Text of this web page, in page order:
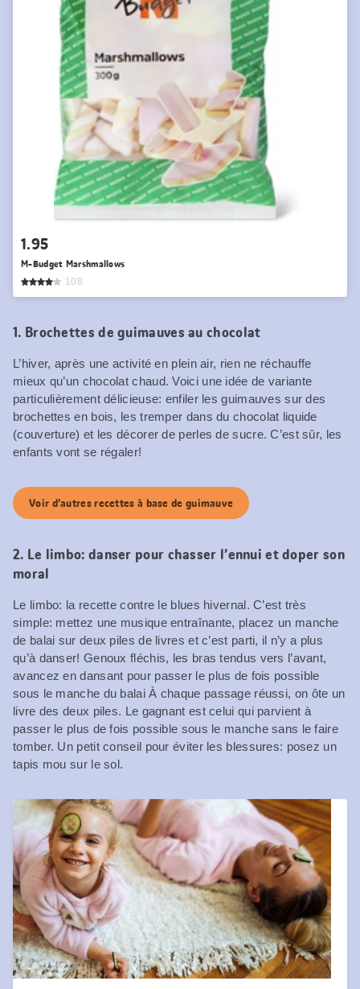
1.95
M-Budget Marshmallows
108
1. Brochettes de guimauves au chocolat
L’hiver, après une activité en plein air, rien ne réchauffe
mieux qu’un chocolat chaud. Voici une idée de variante
particulièrement délicieuse: enfiler les guimauves sur des
brochettes en bois, les tremper dans du chocolat liquide
(couverture) et les décorer de perles de sucre. C’est sûr, les
enfants vont se régaler!
Voir d’autres recettes à base de guimauve
2. Le limbo: danser pour chasser l’ennui et doper son
moral
Le limbo: la recette contre le blues hivernal. C’est très
simple: mettez une musique entraînante, placez un manche
de balai sur deux piles de livres et c’est parti, il n’y a plus
qu’à danser! Genoux fléchis, les bras tendus vers l’avant,
avancez en dansant pour passer le plus de fois possible
sous le manche du balai À chaque passage réussi, on ôte un
livre des deux piles. Le gagnant est celui qui parvient à
passer le plus de fois possible sous le manche sans le faire
tomber. Un petit conseil pour éviter les blessures: posez un
tapis mou sur le sol.